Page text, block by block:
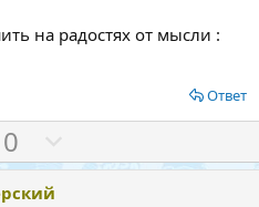
на радостях от мысли :
Ответ
0
р